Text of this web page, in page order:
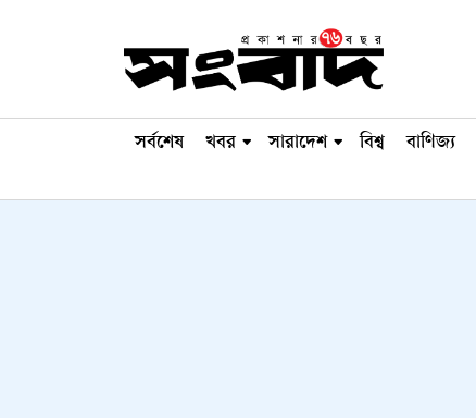
সর্বশেষ খবর সারাদেশ বিশ্ব বাণিজ্য